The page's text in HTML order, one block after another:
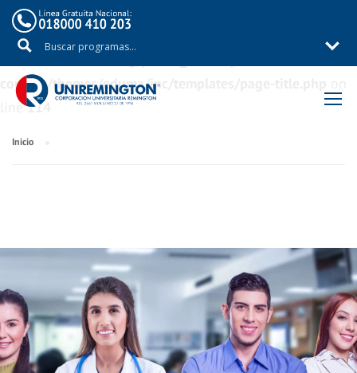
Warning
: Trying to access array offset on value of type
content/themes/eduma/inc/templates/page-title.php
line114
Inicio